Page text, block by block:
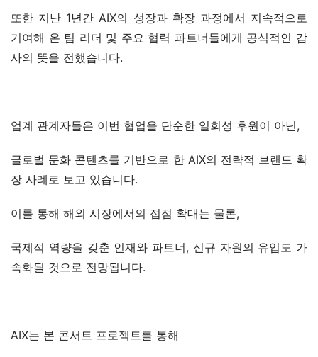
또한 지난 1년간 AIX의 성장과 확장 과정에서 지속적으로
기여해 온 팀 리더 및 주요 협력 파트너들에게 공식적인 감
사의 뜻을 전했습니다.
업계 관계자들은 이번 협업을 단순한 일회성 후원이 아닌,
글로벌 문화 콘텐츠를 기반으로 한 AIX의 전략적 브랜드 확
장 사례로 보고 있습니다.
이를 통해 해외 시장에서의 접점 확대는 물론,
국제적 역량을 갖춘 인재와 파트너, 신규 자원의 유입도 가
속화될 것으로 전망됩니다.
AIX는 본 콘서트 프로젝트를 통해